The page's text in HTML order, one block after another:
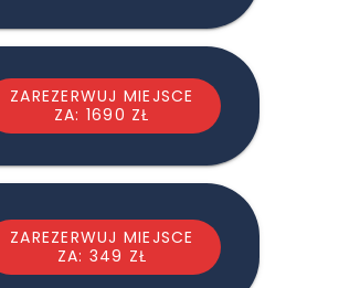
ZAREZERWUJ MIEJSCE
ZA: 1690 ZŁ
ZAREZERWUJ MIEJSCE
ZA: 349 ZŁ